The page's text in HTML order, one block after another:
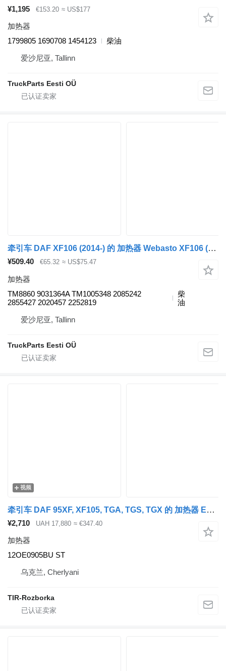
¥1,195 €153.20 ≈ US$177
加热器
1799805 1690708 1454123
柴油
爱沙尼亚, Tallinn
TruckParts Eesti OÜ
牵引车 DAF XF106 (2014-) 的 加热器 Webasto XF106 (01.14-) TM8860
¥509.40 €65.32 ≈ US$75.47
加热器
TM8860 9031364A TM1005348 2085242
2855427 2020457 2252819
柴
油
爱沙尼亚, Tallinn
TruckParts Eesti OÜ
视频
牵引车 DAF 95XF, XF105, TGA, TGS, TGX 的 加热器 Eberspächer OBIGRIVACh AVTONOMNIY KOMPL. EBERSPACHER D4S D4S35KW 12OE0905BU ST
¥2,710 UAH 17,880 ≈ €347.40
加热器
12OE0905BU ST
乌克兰, Cherlyani
TIR-Rozborka